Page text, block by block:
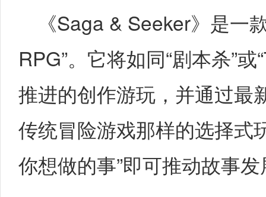
《Saga & Seeker》是一
RPG”。它将如同“剧本杀”
推进的创作游玩，并通过最
传统冒险游戏那样的选择式
你想做的事”即可推动故事